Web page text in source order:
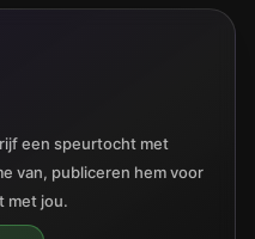
een speurtocht met
van, publiceren hem voor
met jou.